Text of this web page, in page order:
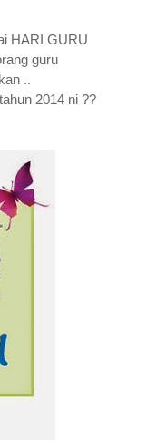
HARI GURU
guru
..
2014 ni ??